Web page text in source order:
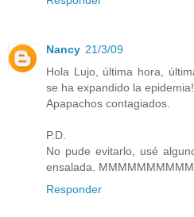
Nancy 21/3/09
Hola Lujo, última hora,
se ha expandido la epidemia!
Apapachos contagiados.
P.D.
No pude evitarlo, usé
ensalada.
Responder